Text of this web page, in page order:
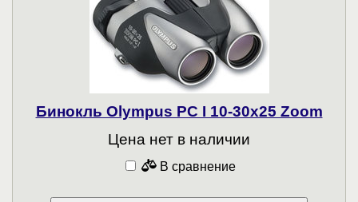
Бинокль Olympus PC I 10-30x25 Zoom
Цена нет в наличии
В сравнение